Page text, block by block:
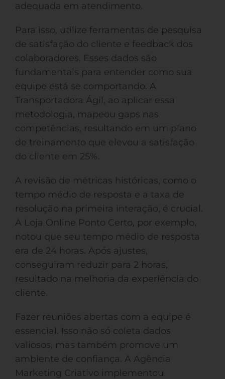
adequada em atendimento.
Para isso, utilize ferramentas de pesquisa
de satisfação do cliente e feedback dos
colaboradores. Esses dados são
fundamentais para entender como sua
equipe está se comportando. A
Transportadora Ágil, ao aplicar essa
metodologia, mapeou gaps nas
competências, resultando em um plano
de treinamento que elevou a satisfação
do cliente em 25%.
A revisão de métricas históricas, como o
tempo médio de resposta e a taxa de
resolução na primeira interação, é crucial.
A Loja Online Ponto Certo, por exemplo,
notou que seu tempo médio de resposta
era de 24 horas. Após ajustes,
conseguiram reduzir para 2 horas,
resultado na melhoria da experiência do
cliente.
Fazer reuniões abertas com a equipe é
essencial. Isso não só coleta dados
valiosos, mas também promove um
ambiente de confiança. A Agência
Marketing Criativo implementou